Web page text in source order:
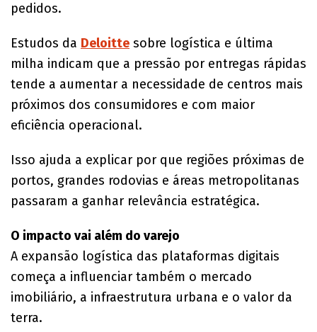
pedidos.
Estudos da Deloitte sobre logística e última
milha indicam que a pressão por entregas rápidas
tende a aumentar a necessidade de centros mais
próximos dos consumidores e com maior
eficiência operacional.
Isso ajuda a explicar por que regiões próximas de
portos, grandes rodovias e áreas metropolitanas
passaram a ganhar relevância estratégica.
O impacto vai além do varejo
A expansão logística das plataformas digitais
começa a influenciar também o mercado
imobiliário, a infraestrutura urbana e o valor da
terra.